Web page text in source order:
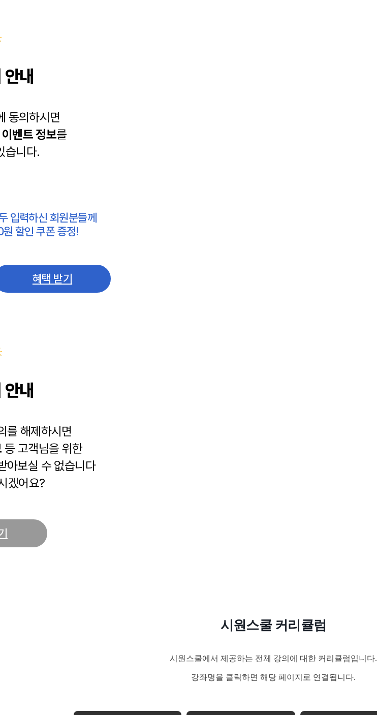
내
동의하시면
이벤트 정보를
습니다.
입력하신 회원분들께
할인 쿠폰 증정!
혜택 받기
내
를 해제하시면
등 고객님을 위한
아보실 수 없습니다
겠어요?
시원스쿨 커리큘럼
시원스쿨에서 제공하는 전체 강의에 대한 커리큘럼입니다.
강좌명을 클릭하면 해당 페이지로 연결됩니다.